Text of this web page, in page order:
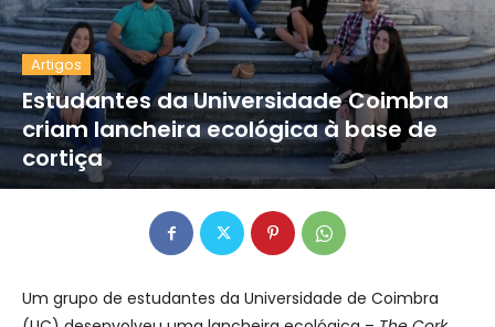
Artigos
Estudantes da Universidade Coimbra
criam lancheira ecológica à base de
cortiça
Um grupo de estudantes da Universidade de Coimbra